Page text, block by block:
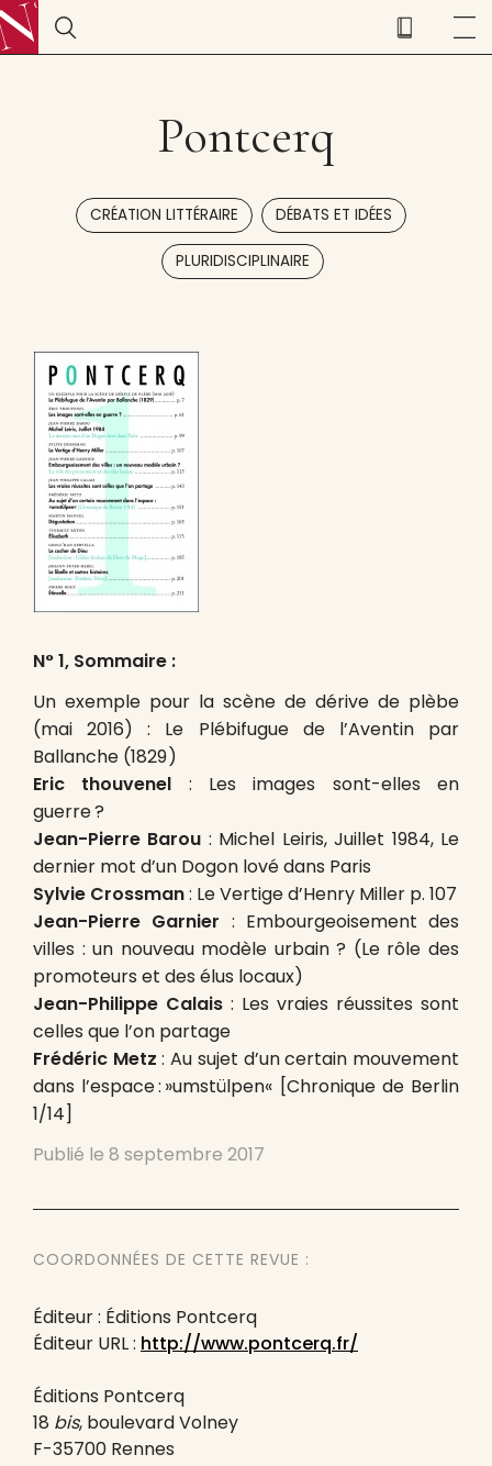
Pontcerq
CRÉATION LITTÉRAIRE , DÉBATS ET IDÉES
PLURIDISCIPLINAIRE
N° 1, Sommaire :
Un exemple pour la scène de dérive de plèbe
(mai 2016) : Le Plébifugue de l’Aventin par
Ballanche (1829 )
Eric thouvenel : Les images sont-elles en
guerre ?
Jean-Pierre Barou : Michel Leiris, Juillet 1984, Le
dernier mot d’un Dogon lové dans Paris
Sylvie Crossman: Le Vertige d’Henry Miller p. 107
Jean-Pierre Garnier : Embourgeoisement des
villes : un nouveau modèle urbain ? (Le rôle des
promoteurs et des élus locaux)
Jean-Philippe Calais : Les vraies réussites sont
celles que l’on partage
Frédéric Metz : Au sujet d’un certain mouvement
dans l’espace : »umstülpen« [Chronique de Berlin
1/14]
Publié le 8 septembre 2017
COORDONNÉES DE CETTE REVUE :
Éditeur : Éditions Pontcerq
Éditeur URL : http://www.pontcerq.fr/
Éditions Pontcerq
18 bis, boulevard Volney
F-35700 Rennes